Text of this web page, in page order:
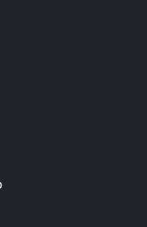
ktorí majú radi dynamiku a
hráčov. Pre
hráči môžu získať rôzne
pravidelne obmieňa a prináša
mobilná aplikácia Fortuna
udalostiam, histórii tiketov a
Fortuna kladie dôraz na
limitov na vklady, stávky
pomôže rýchlo a
kurzmi a modernými